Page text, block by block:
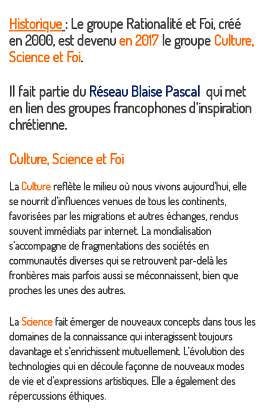
Historique: Le groupe Rationalité et Foi, créé
en 2000, est devenuen 2017 le groupe Culture,
Science et Foi.
Il fait partie du Réseau Blaise Pascal qui met
en lien des groupes francophones d’inspiration
chrétienne.
Culture, Science et Foi
LaCulturereflète le milieu où nous vivons aujourd’hui, elle
se nourrit d’influences venues de tous les continents,
favorisées par les migrations et autres échanges, rendus
souvent immédiats par internet. La mondialisation
s’accompagne de fragmentations des sociétés en
communautés diverses qui se retrouvent par-delà les
frontières mais parfois aussi se méconnaissent, bien que
proches les unes des autres.
LaSciencefait émerger de nouveaux concepts dans tous les
domaines de la connaissance qui interagissent toujours
davantage et s’enrichissent mutuellement. L’évolution des
technologies qui en découle façonne de nouveaux modes
de vie et d’expressions artistiques. Elle a également des
répercussions éthiques.